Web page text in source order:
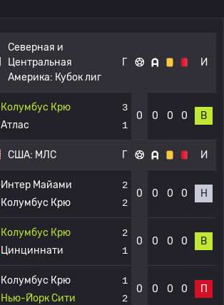
Северная и
Центральная
Америка: Кубок лиг
Г И
Колумбус Крю
Атлас
3
1
0 0 0 0 В
США: МЛС Г И
Интер Майами
Колумбус Крю
2
2
0 0 0 0 Н
Колумбус Крю
Цинциннати
2
1
0 0 0 0 В
Колумбус Крю
Нью-Йорк Сити
1
2
0 0 0 0 П